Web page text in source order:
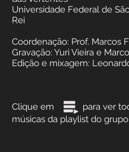
Universidade Federal de
Rei
Coordenação: Prof. Marcos
Gravação: Yuri Vieira e
Edição e mixagem:
Clique em para ver
músicas da playlist do